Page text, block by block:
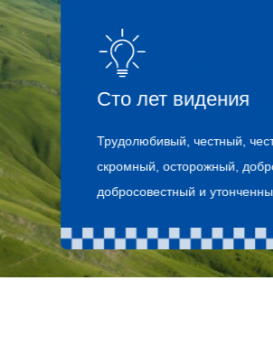
Сто лет видения
Трудолюбивый, честный,
скромный, осторожный,
добросовестный и
совершенству
Устойчивое